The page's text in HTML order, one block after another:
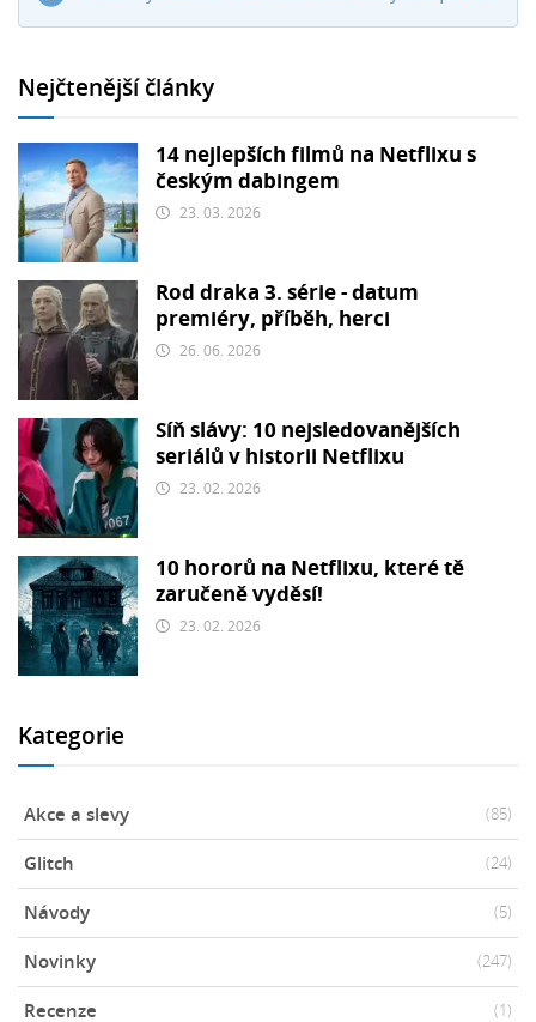
Nejčtenější články
14 nejlepších filmů na Netflixu s
českým dabingem
23. 03. 2026
Rod draka 3. série - datum
premiéry, příběh, herci
26. 06. 2026
Síň slávy: 10 nejsledovanějších
seriálů v historii Netflixu
23. 02. 2026
10 hororů na Netflixu, které tě
zaručeně vyděsí!
23. 02. 2026
Kategorie
Akce a slevy (85)
Glitch (24)
Návody (5)
Novinky (247)
Recenze (1)